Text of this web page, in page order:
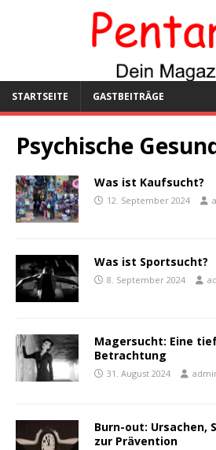
STARTSEITE GASTBEITRÄGE
Psychische
Was ist Kaufsucht?
12. September 2024
Was ist Sportsucht?
8. September 2024
Magersucht: Eine
Betrachtung
31. August 2024
Burn-out: Ursachen,
zur Prävention